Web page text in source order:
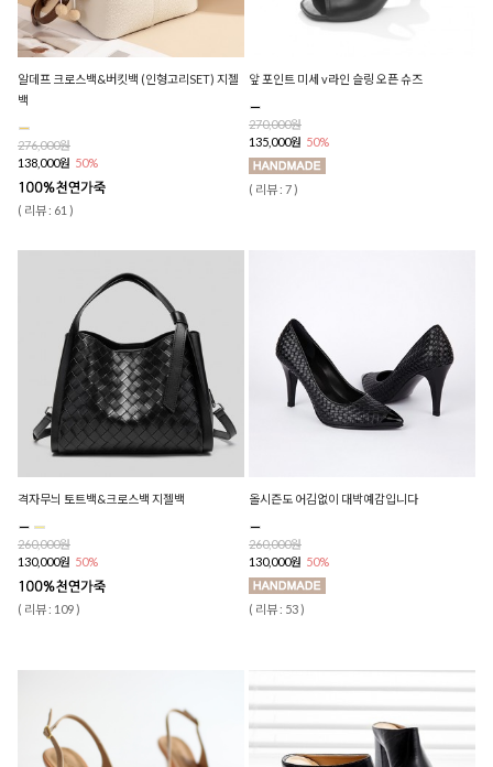
알데프 크로스백&버킷백 (인형고리SET) 지젤
백
276,000원
138,000원 50%
( 리뷰 : 61 )
앞 포인트 미세 v라인 슬링 오픈 슈즈
270,000원
135,000원 50%
( 리뷰 : 7 )
격자무늬 토트백&크로스백 지젤백
260,000원
130,000원 50%
( 리뷰 : 109 )
올시즌도 어김없이 대박예감입니다
260,000원
130,000원 50%
( 리뷰 : 53 )